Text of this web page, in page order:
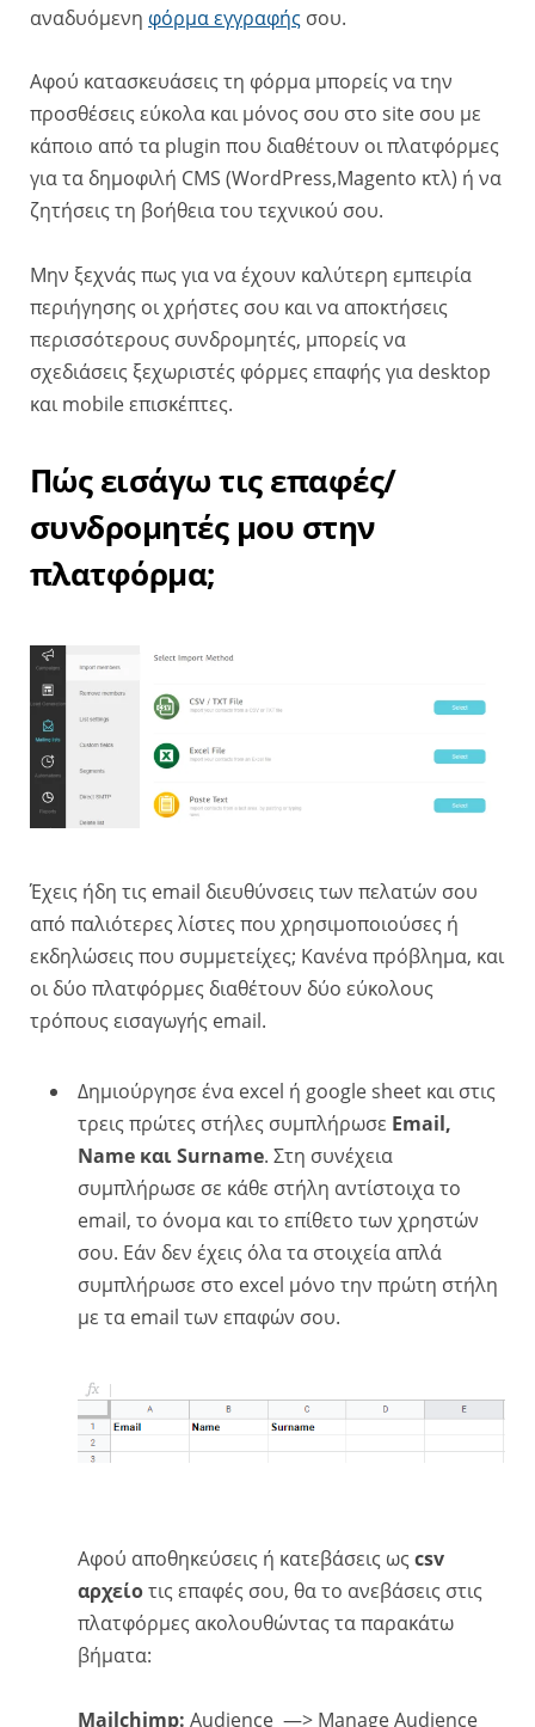
αναδυόμενη φόρμα εγγραφής σου.
Αφού κατασκευάσεις τη φόρμα μπορείς να την
προσθέσεις εύκολα και μόνος σου στο site σου με
κάποιο από τα plugin που διαθέτουν οι πλατφόρμες
για τα δημοφιλή CMS (WordPress,Magento κτλ) ή να
ζητήσεις τη βοήθεια του τεχνικού σου.
Μην ξεχνάς πως για να έχουν καλύτερη εμπειρία
περιήγησης οι χρήστες σου και να αποκτήσεις
περισσότερους συνδρομητές, μπορείς να
σχεδιάσεις ξεχωριστές φόρμες επαφής για desktop
και mobile επισκέπτες.
Πώς εισάγω τις επαφές/
συνδρομητές μου στην
πλατφόρμα;
Έχεις ήδη τις email διευθύνσεις των πελατών σου
από παλιότερες λίστες που χρησιμοποιούσες ή
εκδηλώσεις που συμμετείχες; Κανένα πρόβλημα, και
οι δύο πλατφόρμες διαθέτουν δύο εύκολους
τρόπους εισαγωγής email.
Δημιούργησε ένα excel ή google sheet και στις
τρεις πρώτες στήλες συμπλήρωσε Email,
Name και Surname. Στη συνέχεια
συμπλήρωσε σε κάθε στήλη αντίστοιχα το
email, το όνομα και το επίθετο των χρηστών
σου. Εάν δεν έχεις όλα τα στοιχεία απλά
συμπλήρωσε στο excel μόνο την πρώτη στήλη
με τα email των επαφών σου.
Αφού αποθηκεύσεις ή κατεβάσεις ως csv
αρχείοτις επαφές σου, θα το ανεβάσεις στις
πλατφόρμες ακολουθώντας τα παρακάτω
βήματα:
Mailchimp: Audience —> Manage Audience